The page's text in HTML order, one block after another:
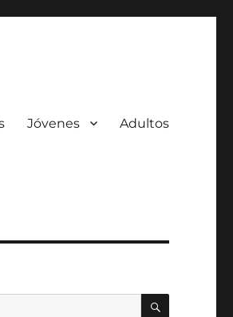
Jóvenes Adultos
BUSCAR